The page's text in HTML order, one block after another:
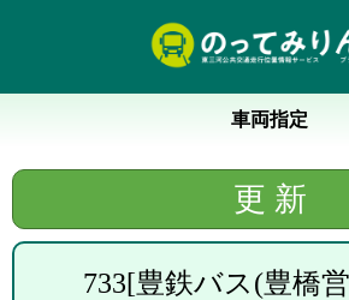
車両指定
733[豊鉄バス(豊橋